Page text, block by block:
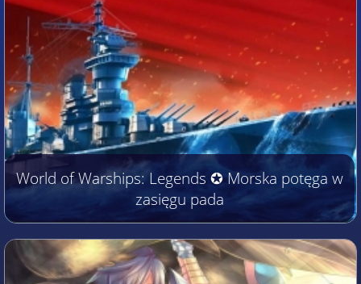
World of Warships: Legends ✪ Morska potęga w
zasięgu pada